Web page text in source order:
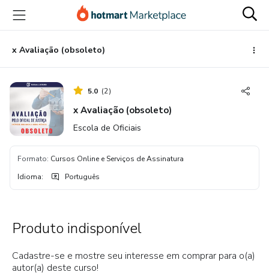
para
conteúdo
principal
para
pagamento
para
rodapé
x Avaliação (obsoleto)
5.0 (2)
x Avaliação (obsoleto)
Escola de Oficiais
Formato: Cursos Online e Serviços de Assinatura
Idioma: Português
Produto indisponível
Cadastre-se e mostre seu interesse em comprar para o(a)
autor(a) deste curso!